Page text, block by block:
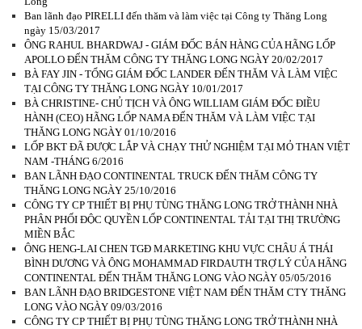
Ban lãnh đạo PIRELLI đến thăm và làm việc tại Công ty Thăng Long
ngày 15/03/2017
ÔNG RAHUL BHARDWAJ - GIÁM ĐỐC BÁN HÀNG CỦA HÃNG LỐP
APOLLO ĐẾN THĂM CÔNG TY THĂNG LONG NGÀY 20/02/2017
BÀ FAY JIN - TỔNG GIÁM ĐỐC LANDER ĐẾN THĂM VÀ LÀM VIỆC
TẠI CÔNG TY THĂNG LONG NGÀY 10/01/2017
BÀ CHRISTINE- CHỦ TỊCH VÀ ÔNG WILLIAM GIÁM ĐỐC ĐIỀU
HÀNH (CEO) HÃNG LỐP NAMA ĐẾN THĂM VÀ LÀM VIỆC TẠI
THĂNG LONG NGÀY 01/10/2016
LỐP BKT ĐÃ ĐƯỢC LẮP VÀ CHẠY THỬ NGHIỆM TẠI MỎ THAN VIỆT
NAM -THÁNG 6/2016
BAN LÃNH ĐẠO CONTINENTAL TRUCK ĐẾN THĂM CÔNG TY
THĂNG LONG NGÀY 25/10/2016
CÔNG TY CP THIẾT BỊ PHỤ TÙNG THĂNG LONG TRỞ THÀNH NHÀ
PHÂN PHỐI ĐỘC QUYỀN LỐP CONTINENTAL TẢI TẠI THỊ TRƯỜNG
MIỀN BẮC
ÔNG HENG-LAI CHEN TGĐ MARKETING KHU VỰC CHÂU Á THÁI
BÌNH DƯƠNG VÀ ÔNG MOHAMMAD FIRDAUTH TRỢ LÝ CỦA HÃNG
CONTINENTAL ĐẾN THĂM THĂNG LONG VÀO NGÀY 05/05/2016
BAN LÃNH ĐẠO BRIDGESTONE VIỆT NAM ĐẾN THĂM CTY THĂNG
LONG VÀO NGÀY 09/03/2016
CÔNG TY CP THIẾT BỊ PHỤ TÙNG THĂNG LONG TRỞ THÀNH NHÀ